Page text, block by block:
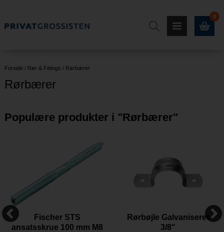
0
Forside / Rør & Fittings / Rørbærer
Rørbærer
Populære produkter i "Rørbærer"
Fischer STS
ansatsskrue 100 mm M8
Rørbøjle Galvaniseret
3/8"